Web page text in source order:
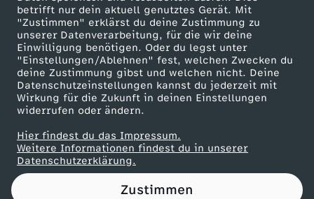
betrifft nur dein aktuell genutztes Gerät. Mit
"Zustimmen" erklärst du deine Zustimmung zu
unserer Datenverarbeitung, für die wir deine
Einwilligung benötigen. Oder du legst unter
"Einstellungen/Ablehnen" fest, welchen Zwecken du
deine Zustimmung gibst und welchen nicht. Deine
Datenschutzeinstellungen kannst du jederzeit mit
Wirkung für die Zukunft in deinen Einstellungen
widerrufen oder ändern.
Hier findest du das Impressum.
Weitere Informationen findest du in unserer
Datenschutzerklärung.
Zustimmen
K
O
R
D
f
ü
Werbefernsehen
Mainzelmännchen
Partner